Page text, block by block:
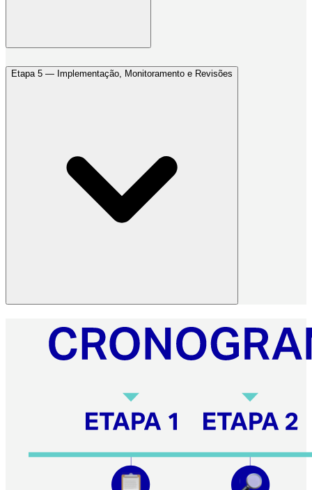
Etapa 5 — Implementação, Monitoramento e Revisões